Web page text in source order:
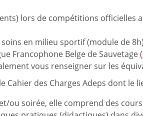
lors de compétitions officielles
en milieu sportif (module de
Francophone Belge de Sauvetage
vous renseigner sur les
des Charges Adeps dont le
ou soirée, elle comprend des